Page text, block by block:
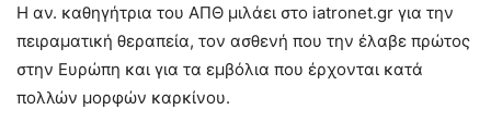
Η αν. καθηγήτρια του ΑΠΘ μιλάει στο iatronet.gr για την
πειραματική θεραπεία, τον ασθενή που την έλαβε πρώτος
στην Ευρώπη και για τα εμβόλια που έρχονται κατά
πολλών μορφών καρκίνου.